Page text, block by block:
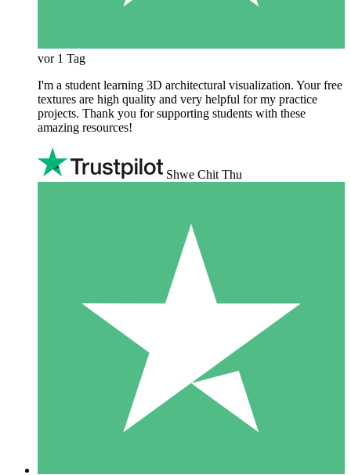
vor 1 Tag
I'm a student learning 3D architectural visualization. Your free
textures are high quality and very helpful for my practice
projects. Thank you for supporting students with these
amazing resources!
Shwe Chit Thu